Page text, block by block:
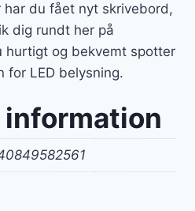
har du fået nyt skrivebord,
dig rundt her på
hurtigt og bekvemt spotter
for LED belysning.
information